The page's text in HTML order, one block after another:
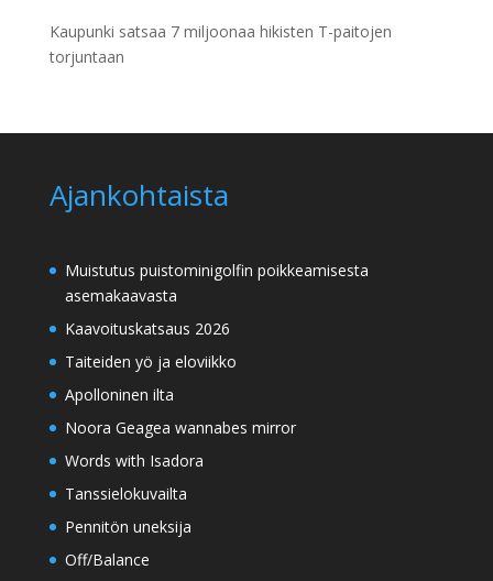
Kaupunki satsaa 7 miljoonaa hikisten T-paitojen
torjuntaan
Ajankohtaista
Muistutus puistominigolfin poikkeamisesta
asemakaavasta
Kaavoituskatsaus 2026
Taiteiden yö ja eloviikko
Apolloninen ilta
Noora Geagea wannabes mirror
Words with Isadora
Tanssielokuvailta
Pennitön uneksija
Off/Balance